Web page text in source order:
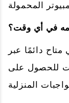
في أي وقت؟
دائمًا عبر
للحصول على